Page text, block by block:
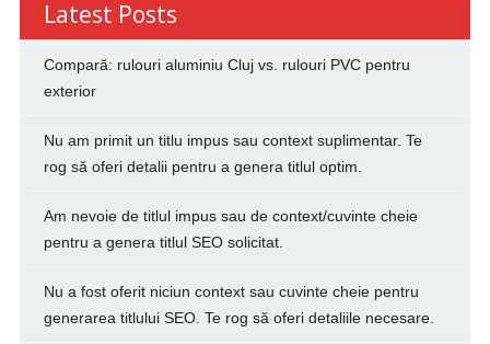
Latest Posts
Compară: rulouri aluminiu Cluj vs. rulouri PVC pentru
exterior
Nu am primit un titlu impus sau context suplimentar. Te
rog să oferi detalii pentru a genera titlul optim.
Am nevoie de titlul impus sau de context/cuvinte cheie
pentru a genera titlul SEO solicitat.
Nu a fost oferit niciun context sau cuvinte cheie pentru
generarea titlului SEO. Te rog să oferi detaliile necesare.